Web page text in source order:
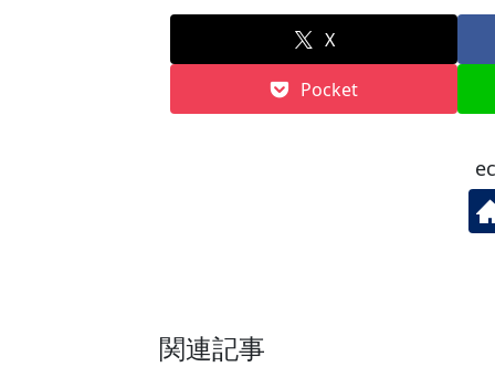
X
Pocket
関連記事